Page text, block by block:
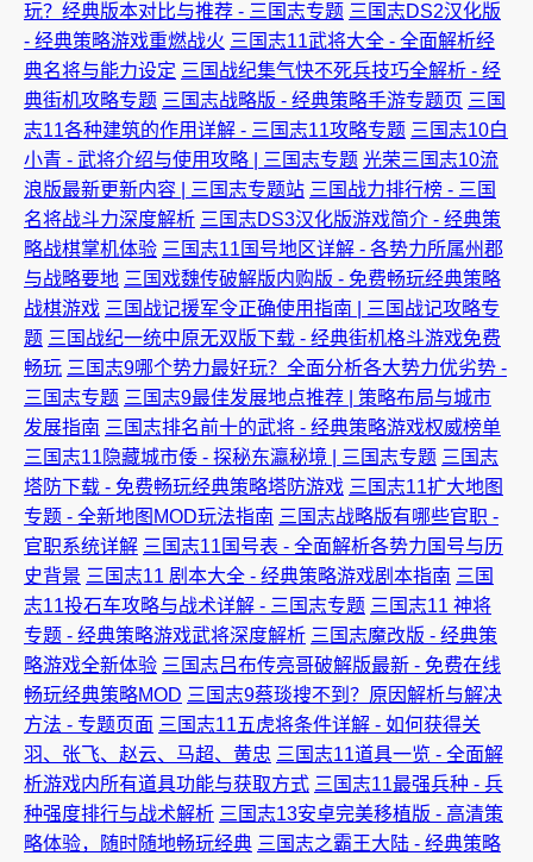
玩？经典版本对比与推荐 - 三国志专题 三国志DS2汉化版
- 经典策略游戏重燃战火 三国志11武将大全 - 全面解析经
典名将与能力设定 三国战纪集气快不死兵技巧全解析 - 经
典街机攻略专题 三国志战略版 - 经典策略手游专题页 三国
志11各种建筑的作用详解 - 三国志11攻略专题 三国志10白
小青 - 武将介绍与使用攻略 | 三国志专题 光荣三国志10流
浪版最新更新内容 | 三国志专题站 三国战力排行榜 - 三国
名将战斗力深度解析 三国志DS3汉化版游戏简介 - 经典策
略战棋掌机体验 三国志11国号地区详解 - 各势力所属州郡
与战略要地 三国戏魏传破解版内购版 - 免费畅玩经典策略
战棋游戏 三国战记援军令正确使用指南 | 三国战记攻略专
题 三国战纪一统中原无双版下载 - 经典街机格斗游戏免费
畅玩 三国志9哪个势力最好玩？全面分析各大势力优劣势 -
三国志专题 三国志9最佳发展地点推荐 | 策略布局与城市
发展指南 三国志排名前十的武将 - 经典策略游戏权威榜单
三国志11隐藏城市倭 - 探秘东瀛秘境 | 三国志专题 三国志
塔防下载 - 免费畅玩经典策略塔防游戏 三国志11扩大地图
专题 - 全新地图MOD玩法指南 三国志战略版有哪些官职 -
官职系统详解 三国志11国号表 - 全面解析各势力国号与历
史背景 三国志11 剧本大全 - 经典策略游戏剧本指南 三国
志11投石车攻略与战术详解 - 三国志专题 三国志11 神将
专题 - 经典策略游戏武将深度解析 三国志魔改版 - 经典策
略游戏全新体验 三国志吕布传亮哥破解版最新 - 免费在线
畅玩经典策略MOD 三国志9蔡琰搜不到？原因解析与解决
方法 - 专题页面 三国志11五虎将条件详解 - 如何获得关
羽、张飞、赵云、马超、黄忠 三国志11道具一览 - 全面解
析游戏内所有道具功能与获取方式 三国志11最强兵种 - 兵
种强度排行与战术解析 三国志13安卓完美移植版 - 高清策
略体验，随时随地畅玩经典 三国志之霸王大陆 - 经典策略